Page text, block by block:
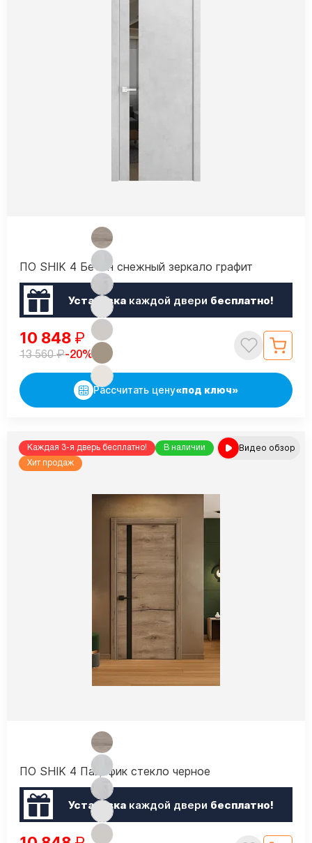
ПО SHIK 4 Бетон снежный зеркало графит
Установкакаждой двери бесплатно!
10 848 ₽
13 560₽-20%
Рассчитать цену«под ключ»
Каждая 3-я дверь бесплатно!
В наличии
Хит продаж
Видео обзор
ПО SHIK 4 Пацифик стекло черное
Установкакаждой двери бесплатно!